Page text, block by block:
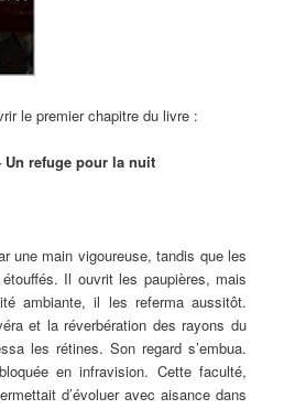
le premier chapitre du livre :
Un refuge pour la nuit
une main vigoureuse, tandis que les
Il ouvrit les paupières, mais
ambiante, il les referma aussitôt.
et la réverbération des rayons du
les rétines. Son regard s’embua.
en infravision. Cette faculté,
d’évoluer avec aisance dans